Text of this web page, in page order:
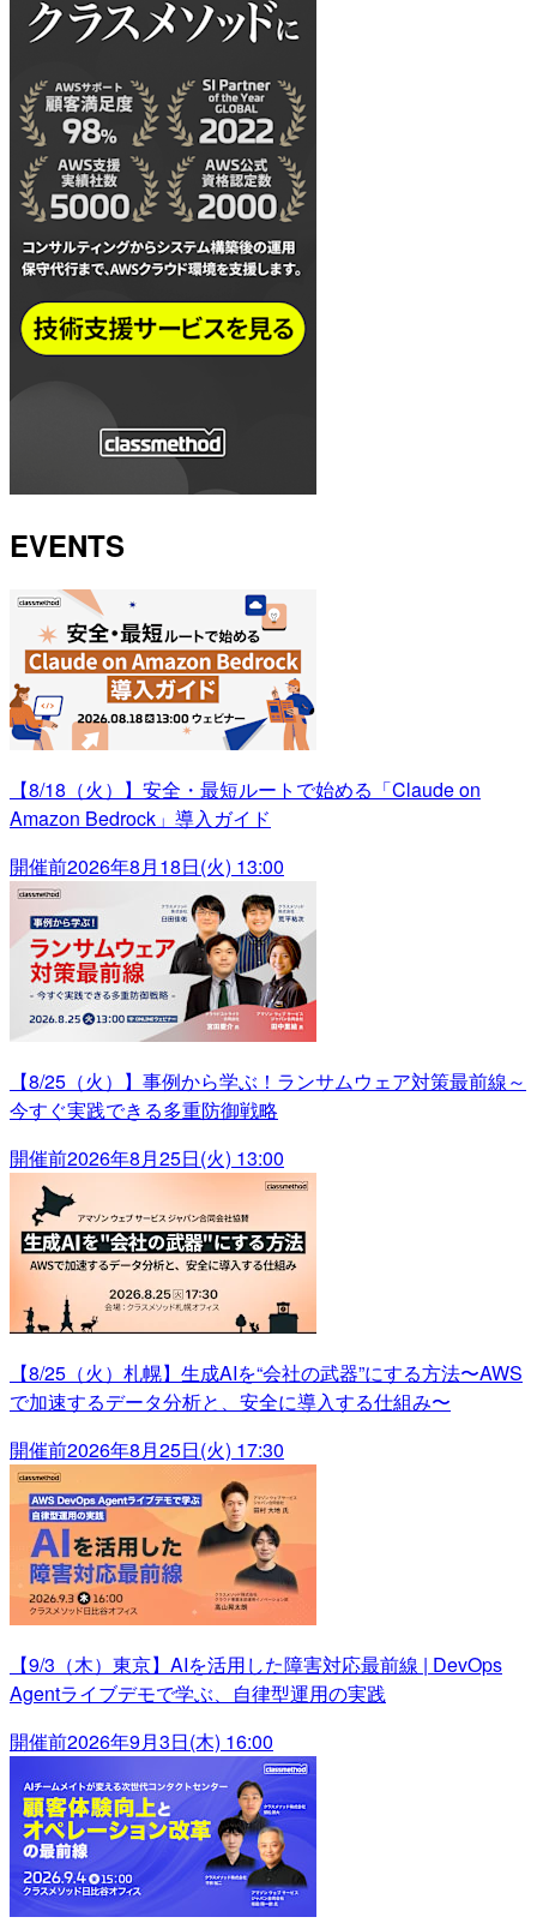
EVENTS
【8/18（火）】安全・最短ルートで始める「Claude on
Amazon Bedrock」導入ガイド
開催前2026年8月18日(火) 13:00
【8/25（火）】事例から学ぶ！ランサムウェア対策最前線～
今すぐ実践できる多重防御戦略
開催前2026年8月25日(火) 13:00
【8/25（火）札幌】生成AIを“会社の武器”にする方法〜AWS
で加速するデータ分析と、安全に導入する仕組み〜
開催前2026年8月25日(火) 17:30
【9/3（木）東京】AIを活用した障害対応最前線 | DevOps
Agentライブデモで学ぶ、自律型運用の実践
開催前2026年9月3日(木) 16:00